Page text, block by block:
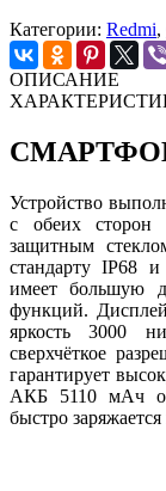
Категории: Redmi,
ОПИСАНИЕ
СМАРТФОН
Устройство
с обеих сторон
защитным
стандарту IP68
имеет большую
функций.
яркость 3000
сверхчёткое
гарантирует
АКБ 5110 мАч
быстро